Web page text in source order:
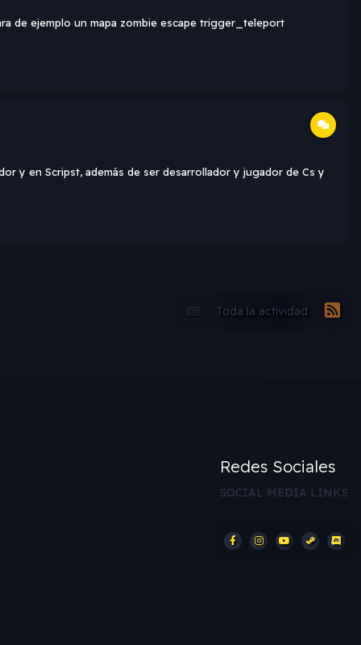
de ejemplo un mapa zombie escape trigger_teleport
y en Scripst, además de ser desarrollador y jugador de Cs y
Toda la actividad
Redes Sociales
SOCIAL MEDIA LINKS